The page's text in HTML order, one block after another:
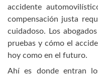
accidente
compensación justa
cuidadoso. Los
pruebas y cómo el
hoy como en el futuro.
Ahí es donde entran